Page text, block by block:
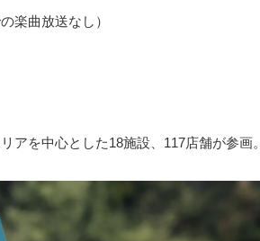
楽曲放送なし）
アを中心とした18施設、117店舗が参画。